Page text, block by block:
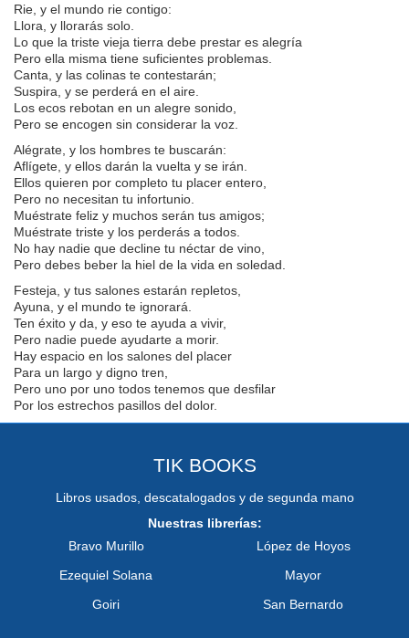
Rie, y el mundo rie contigo:
Llora, y llorarás solo.
Lo que la triste vieja tierra debe prestar es alegría
Pero ella misma tiene suficientes problemas.
Canta, y las colinas te contestarán;
Suspira, y se perderá en el aire.
Los ecos rebotan en un alegre sonido,
Pero se encogen sin considerar la voz.
Alégrate, y los hombres te buscarán:
Aflígete, y ellos darán la vuelta y se irán.
Ellos quieren por completo tu placer entero,
Pero no necesitan tu infortunio.
Muéstrate feliz y muchos serán tus amigos;
Muéstrate triste y los perderás a todos.
No hay nadie que decline tu néctar de vino,
Pero debes beber la hiel de la vida en soledad.
Festeja, y tus salones estarán repletos,
Ayuna, y el mundo te ignorará.
Ten éxito y da, y eso te ayuda a vivir,
Pero nadie puede ayudarte a morir.
Hay espacio en los salones del placer
Para un largo y digno tren,
Pero uno por uno todos tenemos que desfilar
Por los estrechos pasillos del dolor.
TIK BOOKS
Libros usados, descatalogados y de segunda mano
Nuestras librerías:
Bravo Murillo
Ezequiel Solana
Goiri
López de Hoyos
Mayor
San Bernardo